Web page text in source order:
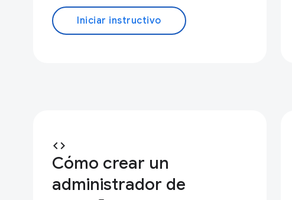
Iniciar instructivo
code
Cómo crear un
administrador de